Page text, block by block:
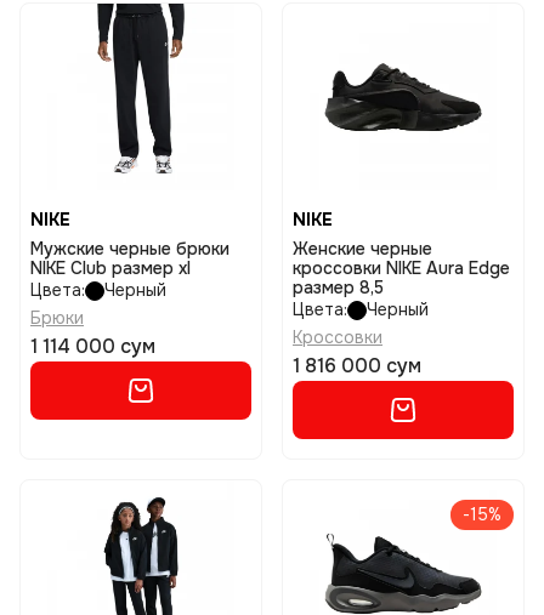
NIKE
Мужские черные брюки
NIKE Club размер xl
Цвета:
Черный
Брюки
1 114 000 сум
NIKE
Женские черные
кроссовки NIKE Aura Edge
размер 8,5
Цвета:
Черный
Кроссовки
1 816 000 сум
-15%